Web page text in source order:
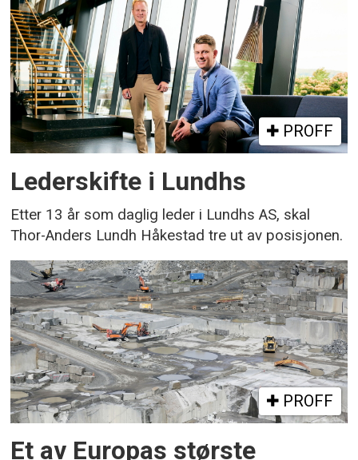
PROFF
Lederskifte i Lundhs
Etter 13 år som daglig leder i Lundhs AS, skal
Thor-Anders Lundh Håkestad tre ut av posisjonen.
PROFF
Et av Europas største